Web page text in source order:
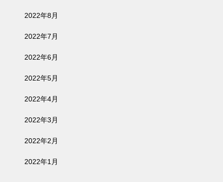
2022年8月
2022年7月
2022年6月
2022年5月
2022年4月
2022年3月
2022年2月
2022年1月